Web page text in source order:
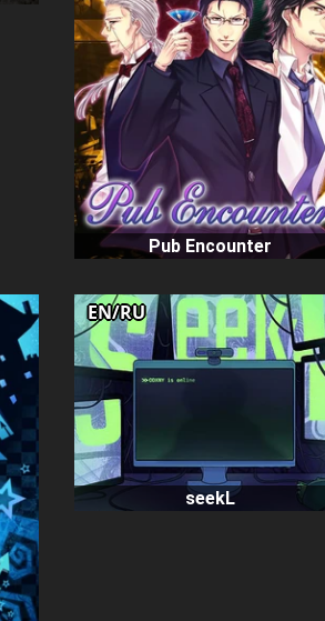
Pub Encounter
seekL
EN/RU